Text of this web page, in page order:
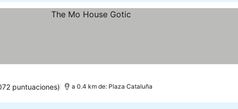
puntuaciones) a 0.4 km de: Plaza Cataluña